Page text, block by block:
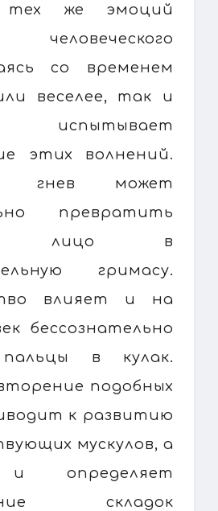
же эмоций
человеческого
со временем
веселее, так и
этих волнений.
гнев может
превратить
лицо в
гримасу.
влияет и на
бессознательно
в кулак.
подобных
к развитию
мускулов, а
определяет
складок